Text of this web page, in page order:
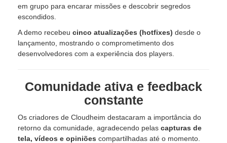
em grupo para encarar missões e descobrir segredos
escondidos.
A demo recebeu cinco atualizações (hotfixes) desde o
lançamento, mostrando o comprometimento dos
desenvolvedores com a experiência dos players.
Comunidade ativa e feedback
constante
Os criadores de Cloudheim destacaram a importância do
retorno da comunidade, agradecendo pelas capturas de
tela, vídeos e opiniões compartilhadas até o momento.